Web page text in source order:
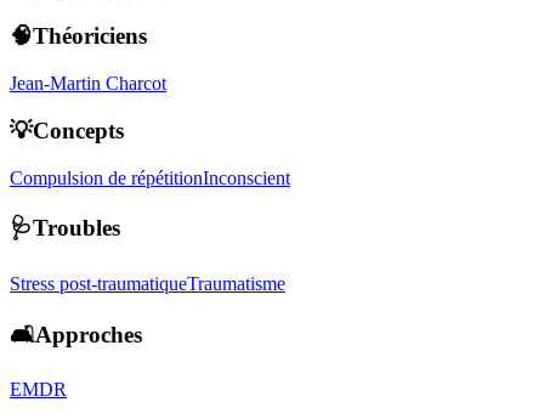
🧠Théoriciens
Jean-Martin Charcot
💡Concepts
Compulsion de répétitionInconscient
🩺Troubles
Stress post-traumatiqueTraumatisme
🛋️Approches
EMDR